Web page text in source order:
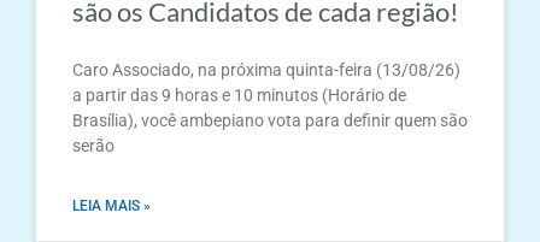
são os Candidatos de cada região!
Caro Associado, na próxima quinta-feira (13/08/26)
a partir das 9 horas e 10 minutos (Horário de
Brasília), você ambepiano vota para definir quem são
serão
LEIA MAIS »